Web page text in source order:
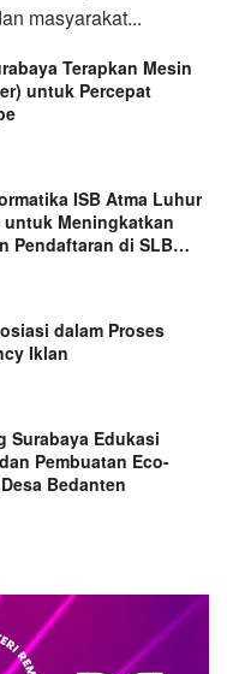
masyarakat...
Terapkan Mesin
untuk Percepat
ISB Atma Luhur
untuk Meningkatkan
Pendaftaran di SLB
dalam Proses
Iklan
Surabaya Edukasi
Pembuatan Eco-
Bedanten